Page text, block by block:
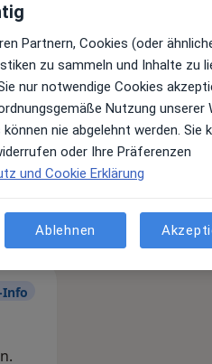
Partnern, Cookies (oder
zu sammeln und Inhalte zu
nur notwendige Cookies
Nutzung unserer
nie abgelehnt werden. Sie
oder Ihre Präferenzen
und Cookie Erklärung
Ablehnen